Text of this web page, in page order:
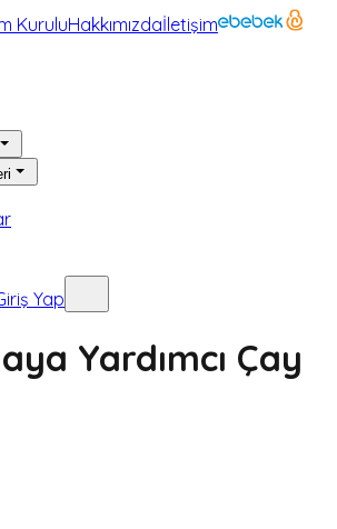
KuruluHakkımızdaİletişim
Yap
Yardımcı Çay